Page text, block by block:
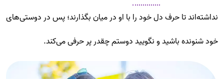
نداشته‌اند تا حرف دل خود را با او در میان بگذارند؛ پس در دوستی‌های
خود شنونده باشید و نگویید دوستم چقدر پر حرفی می‌کند.